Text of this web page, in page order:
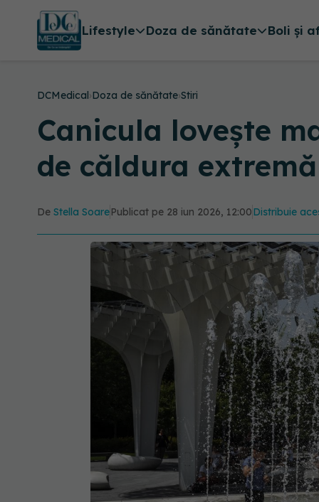
Lifestyle Doza de sănătate Boli și
DCMedical›Doza de sănătate›Stiri
Canicula lovește
de căldura extremă
De Stella SoarePublicat pe 28 iun 2026, 12:00Distribuie